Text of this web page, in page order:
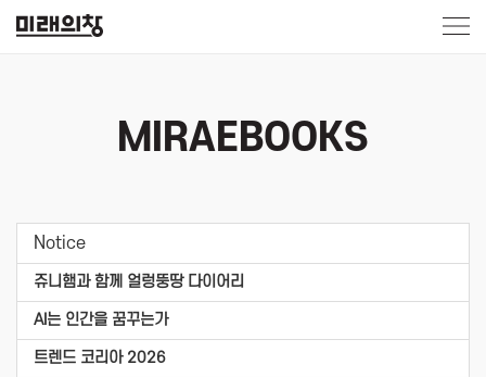
MIRAEBOOKS
Notice
쥬니햄과 함께 얼렁뚱땅 다이어리
AI는 인간을 꿈꾸는가
트렌드 코리아 2026